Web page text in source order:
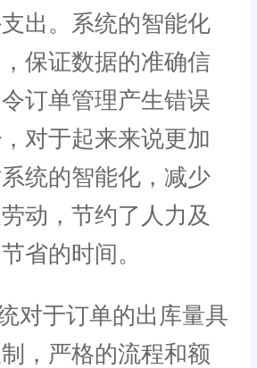
出。系统的智能化
保证数据的准确信
订单管理产生错误
对于起来来说更加
统的智能化，减少
动，节约了人力及
省的时间。
于订单的出库量具
，严格的流程和额